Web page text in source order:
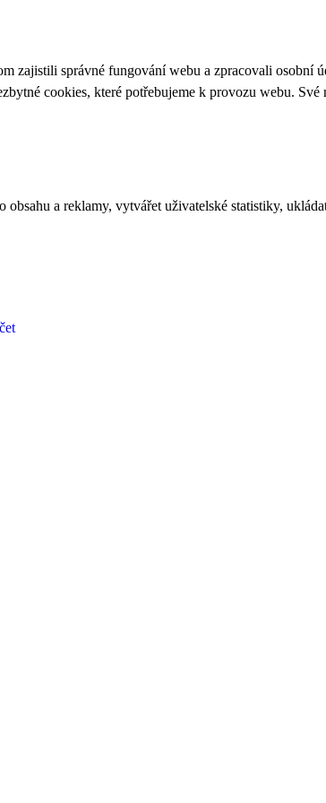
zajistili správné fungování webu a zpracovali
cookies, které potřebujeme k provozu webu.
a reklamy, vytvářet uživatelské statistiky,